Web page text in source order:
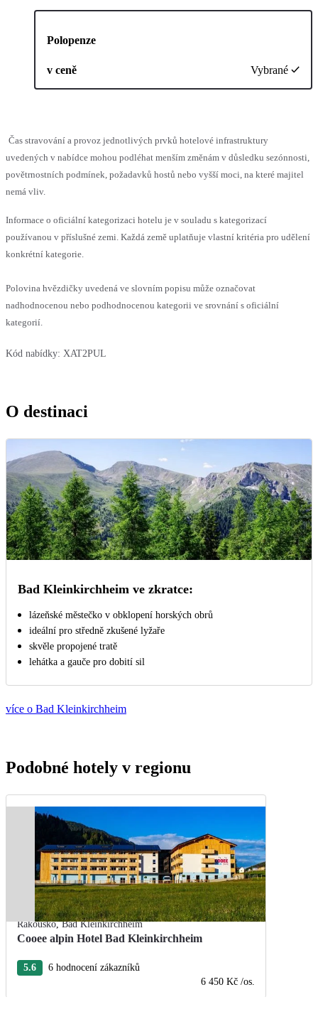
Polopenze
v ceně Vybrané
Čas stravování a provoz jednotlivých prvků hotelové infrastruktury
uvedených v nabídce mohou podléhat menším změnám v důsledku sezónnosti,
povětrnostních podmínek, požadavků hostů nebo vyšší moci, na které majitel
nemá vliv.
Informace o oficiální kategorizaci hotelu je v souladu s kategorizací
používanou v příslušné zemi. Každá země uplatňuje vlastní kritéria pro udělení
konkrétní kategorie.
Polovina hvězdičky uvedená ve slovním popisu může označovat
nadhodnocenou nebo podhodnocenou kategorii ve srovnání s oficiální
kategorií.
Kód nabídky: XAT2PUL
O destinaci
Bad Kleinkirchheim ve zkratce:
lázeňské městečko v obklopení horských obrů
ideální pro středně zkušené lyžaře
skvěle propojené tratě
lehátka a gauče pro dobití sil
více o Bad Kleinkirchheim
Podobné hotely v regionu
Rakousko,Bad Kleinkirchheim
Cooee alpin Hotel Bad Kleinkirchheim
5.6
6 hodnocení zákazníků
6 450 Kč /os.